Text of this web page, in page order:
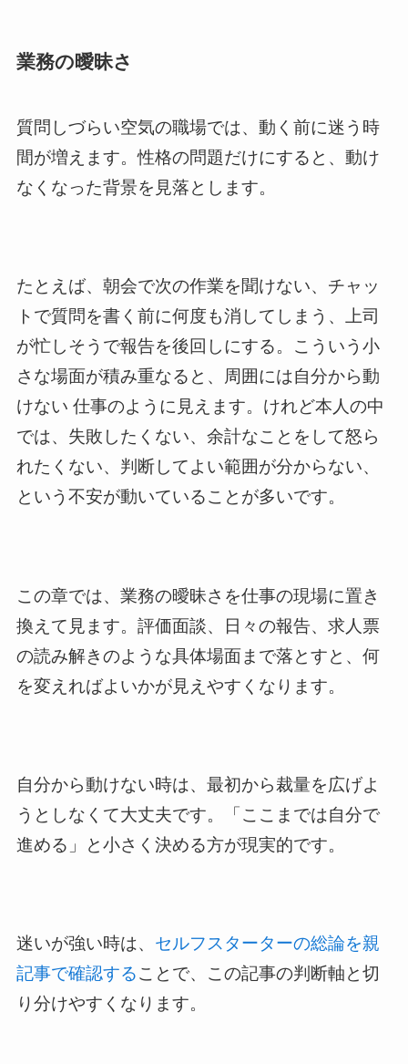
業務の曖昧さ
質問しづらい空気の職場では、動く前に迷う時
間が増えます。性格の問題だけにすると、動け
なくなった背景を見落とします。
たとえば、朝会で次の作業を聞けない、チャッ
トで質問を書く前に何度も消してしまう、上司
が忙しそうで報告を後回しにする。こういう小
さな場面が積み重なると、周囲には自分から動
けない 仕事のように見えます。けれど本人の中
では、失敗したくない、余計なことをして怒ら
れたくない、判断してよい範囲が分からない、
という不安が動いていることが多いです。
この章では、業務の曖昧さを仕事の現場に置き
換えて見ます。評価面談、日々の報告、求人票
の読み解きのような具体場面まで落とすと、何
を変えればよいかが見えやすくなります。
自分から動けない時は、最初から裁量を広げよ
うとしなくて大丈夫です。「ここまでは自分で
進める」と小さく決める方が現実的です。
迷いが強い時は、 セルフスターターの総論を親
記事で確認することで、この記事の判断軸と切
り分けやすくなります。